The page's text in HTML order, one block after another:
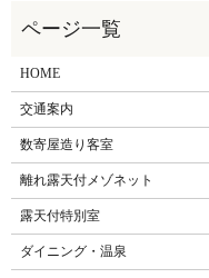
HOME
交通案内
数寄屋造り客室
離れ露天付メゾネット
露天付特別室
ダイニング・温泉